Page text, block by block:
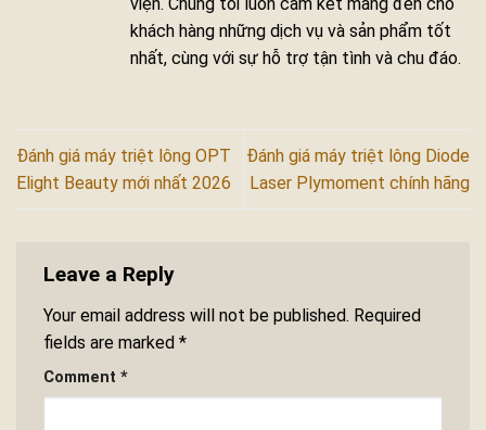
khách hàng những dịch vụ và sản phẩm tốt
nhất, cùng với sự hỗ trợ tận tình và chu đáo.
Đánh giá máy triệt lông OPT
Elight Beauty mới nhất 2026
Đánh giá máy triệt lông Diode
Laser Plymoment chính hãng
Leave a Reply
Your email address will not be published. Required
fields are marked *
Comment *